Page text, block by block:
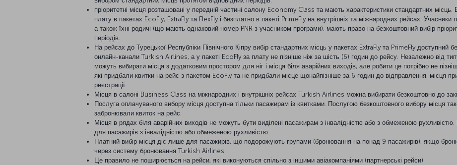
пріоритетні місця розташовані у передній частині салону Economy Class та мають характеристики стандартних місць.
плату в пакетах EcoFly, ExtraFly та FlexFly і безплатно в пакеті PrimeFly на внутрішніх та міжнародних рейсах.
а також їхні родичі (що мають однаковий номер PNR з учасником програми), мають право на безкоштовний вибір
періодів.
На рейсах до Турецької Республіки Північного Кіпру вибір стандартних місць у пакетах ExtraFly та PrimeFly
онлайн-канали Turkish Airlines, а у пакеті EcoFly за плату не пізніше ніж за шість (6) годин до рейсу. Незалежно від
можуть вибирати місця з додатковим простором для ніг і місця біля аварійних виходів, але робити це потрібно не
які придбали квитки на рейс з пакетом EcoFly та не придбали місце щонайпізніше за 6 годин до відправлення, місця
реєстрації.
Місця в салоні Business Class на міжнародних і внутрішніх рейсах Turkish Airlines можна вибирати безкоштовно до
Послуга оплачуваного вибору місця доступна тільки пасажирам із квитками. Послугою безкоштовного вибору місця
забронювали квиток на рейс.
Місця в рядах біля аварійних виходів не можуть бути виділені пасажирам з інвалідністю або з обмеженою рухливістю.
для пасажирів з інвалідністю або обмеженою рухливістю.
Платний вибір місця діє лише для пасажирів, що подорожують групами (бронювання на понад 9 пасажирів), якщо
через систему бронювання Turkish Airlines.
Це правило не поширюється на рейси, які виконуються спільно з іншими авіакомпаніями (партнерські рейси).